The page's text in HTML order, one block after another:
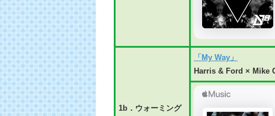
1b．ウォーミング
「My Way」
Harris & Ford × Mike